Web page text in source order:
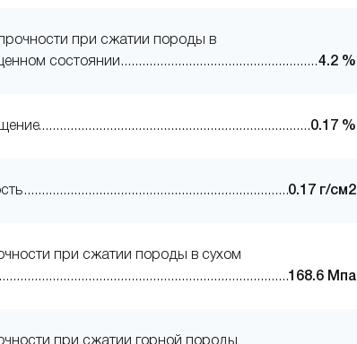
при сжатии породы в
состоянии
4.2 %
0.17 %
0.17 г/см2
при сжатии породы в сухом
168.6 Мпа
при сжатии горной породы